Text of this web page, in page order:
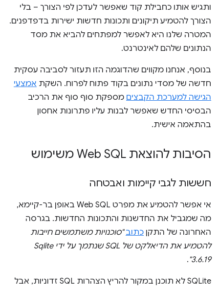
ותגיש אותו כחבילת קוד שאפשר לעדכן לפי הצורך – בלי
הצורך להטמיע תיקונים ותכונות חדשות ישירות בדפדפנים.
המטרה שלנו היא לאפשר למפתחים להביא את מסד
הנתונים שלהם לאינטרנט.
בנוסף, אנחנו מקווים שהדוגמה הזו תעזור לסביבה עסקית
חדשה של מסדי נתונים בקוד פתוח לפרוח. השקת אמצעי
הגישה למערכת הקבצים מספקת סוף סוף את הרכיב
הבסיסי החדש שאפשר לבנות עליו פתרונות אחסון
בהתאמה אישית.
הסיבות להוצאת Web SQL משימוש
חששות לגבי קיימות ואבטחה
אי אפשר להטמיע את מפרט Web SQL באופן בר-קיימא,
מה שמגביל את החדשנות והתכונות החדשות. בגרסה
האחרונה של התקן כתוב "סוכנויות משתמשים חייבות
להטמיע את הדיאלקט של SQL שנתמך על ידי Sqlite
3.6.19"
.
SQLite לא תוכנן במקור להריץ הצהרות SQL זדוניות, אבל